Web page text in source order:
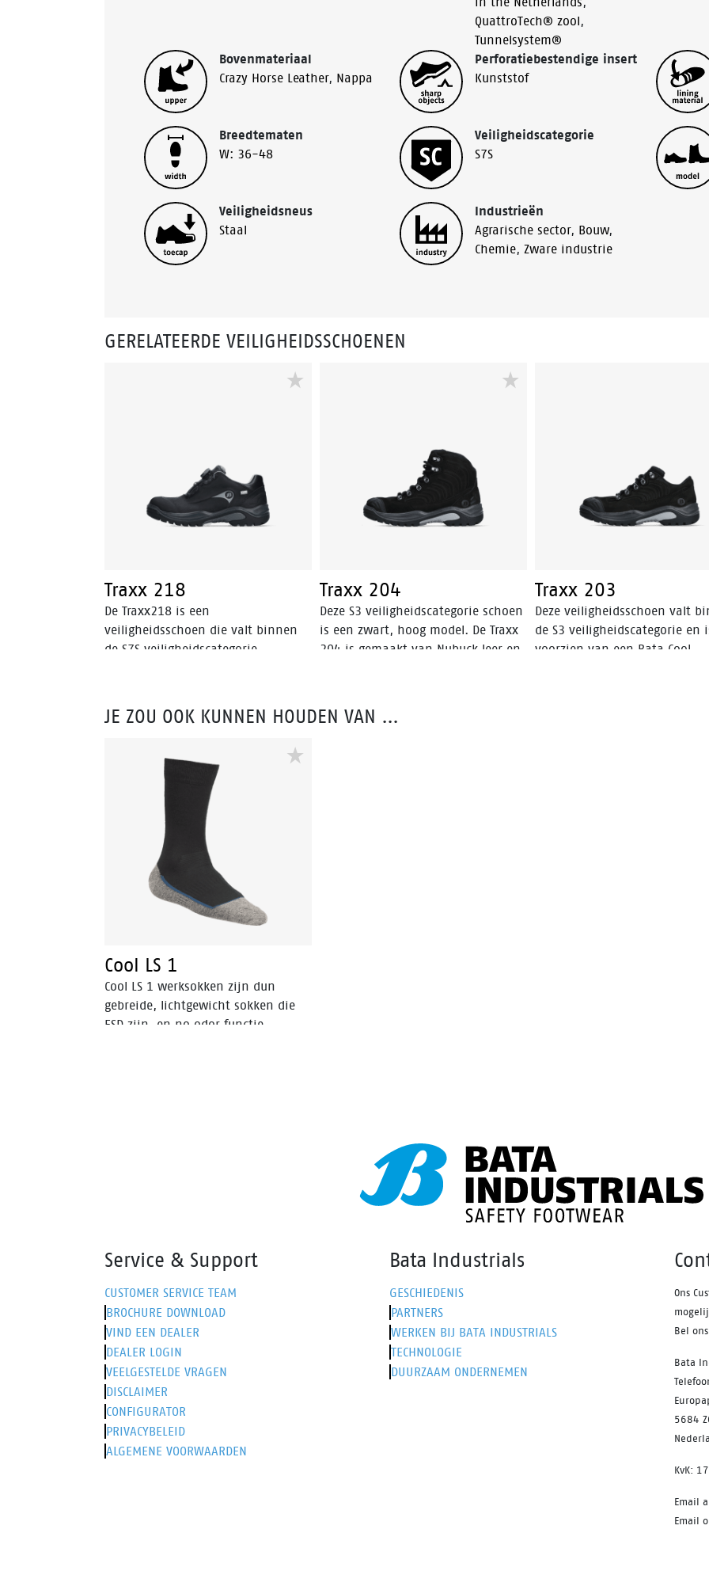
QuattroTech® zool,
Tunnelsystem®
Bovenmateriaal
Crazy Horse Leather, Nappa
Perforatiebestendige insert
Kunststof
Breedtematen
W: 36-48
Veiligheidscategorie
S7S
Veiligheidsneus
Staal
Industrieën
Agrarische sector, Bouw,
Chemie,Zware industrie
GERELATEERDE VEILIGHEIDSSCHOENEN
Traxx 218
De Traxx218 is een
veiligheidsschoen die valt binnen
de S7S veiligheidscategorie.
Traxx 204
Deze S3 veiligheidscategorie schoen
is een zwart, hoog model. De Traxx
204 is gemaakt van Nubuck leer en
binnendringen van scherpe
voorwerpen in de zool. Dit model is
Traxx 203
Deze veiligheidsschoen valt
de S3 veiligheidscategorie en
voorzien van een Bata Cool
JE ZOU OOK KUNNEN HOUDEN VAN …
Cool LS 1
Cool LS 1 werksokken zijn dun
gebreide, lichtgewicht sokken die
ESD zijn, en no odor functie
Service & Support
CUSTOMER SERVICE TEAM
BROCHURE DOWNLOAD
VIND EEN DEALER
DEALER LOGIN
VEELGESTELDE VRAGEN
DISCLAIMER
CONFIGURATOR
PRIVACYBELEID
ALGEMENE VOORWAARDEN
Bata Industrials
GESCHIEDENIS
PARTNERS
WERKEN BIJ BATA INDUSTRIALS
TECHNOLOGIE
DUURZAAM ONDERNEMEN
Ons
Bel
Bata
5684
KvK:
Email
Email